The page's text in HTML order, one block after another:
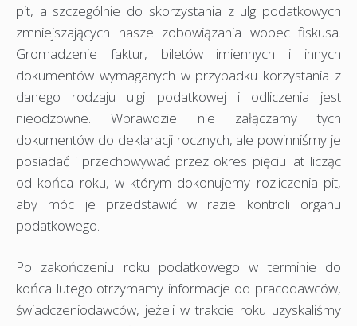
pit, a szczególnie do skorzystania z ulg podatkowych
zmniejszających nasze zobowiązania wobec fiskusa.
Gromadzenie faktur, biletów imiennych i innych
dokumentów wymaganych w przypadku korzystania z
danego rodzaju ulgi podatkowej i odliczenia jest
nieodzowne. Wprawdzie nie załączamy tych
dokumentów do deklaracji rocznych, ale powinniśmy je
posiadać i przechowywać przez okres pięciu lat licząc
od końca roku, w którym dokonujemy rozliczenia pit,
aby móc je przedstawić w razie kontroli organu
podatkowego.
Po zakończeniu roku podatkowego w terminie do
końca lutego otrzymamy informacje od pracodawców,
świadczeniodawców, jeżeli w trakcie roku uzyskaliśmy